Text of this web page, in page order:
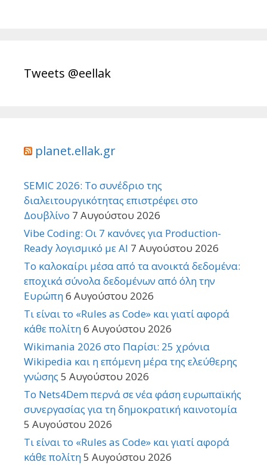
Tweets @eellak
planet.ellak.gr
SEMIC 2026: Το συνέδριο της
διαλειτουργικότητας επιστρέφει στο
Δουβλίνο 7 Αυγούστου 2026
Vibe Coding: Οι 7 κανόνες για Production-
Ready λογισμικό με AI 7 Αυγούστου 2026
Το καλοκαίρι μέσα από τα ανοικτά δεδομένα:
εποχικά σύνολα δεδομένων από όλη την
Ευρώπη6 Αυγούστου 2026
Τι είναι το «Rules as Code» και γιατί αφορά
κάθε πολίτη6 Αυγούστου 2026
Wikimania 2026 στο Παρίσι: 25 χρόνια
Wikipedia και η επόμενη μέρα της ελεύθερης
γνώσης 5 Αυγούστου 2026
Το Nets4Dem περνά σε νέα φάση ευρωπαϊκής
συνεργασίας για τη δημοκρατική καινοτομία
5 Αυγούστου 2026
Τι είναι το «Rules as Code» και γιατί αφορά
κάθε πολίτη5 Αυγούστου 2026